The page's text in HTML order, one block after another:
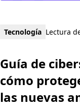
Tecnología Lectura
Guía de
cómo
las nuevas